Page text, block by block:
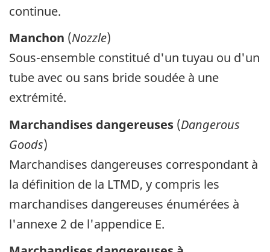
continue.
Manchon (Nozzle)
Sous-ensemble constitué d'un tuyau ou d'un
tube avec ou sans bride soudée à une
extrémité.
Marchandises dangereuses (Dangerous
Goods)
Marchandises dangereuses correspondant à
la définition de la LTMD, y compris les
marchandises dangereuses énumérées à
l'annexe 2 de l'appendice E.